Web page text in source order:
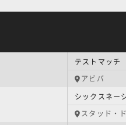
アビバ
シックスネ
スタッド・